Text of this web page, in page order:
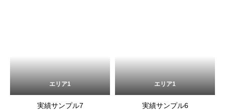
エリア1
実績サンプル7
エリア1
実績サンプル6